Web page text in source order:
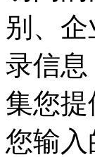
别、
录信息
集您提
您输